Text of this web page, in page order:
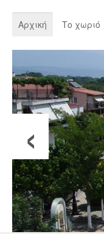
Αρχική Το χωριό
‹